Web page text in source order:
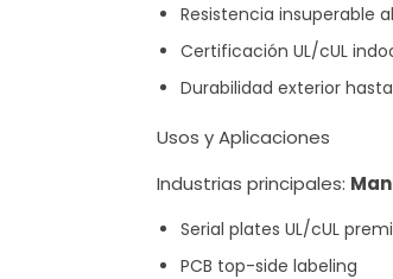
Resistencia insuperable
Certificación UL/cUL
Durabilidad exterior
Usos y Aplicaciones
Industrias principales:
Serial plates UL/cUL
PCB top-side labeling